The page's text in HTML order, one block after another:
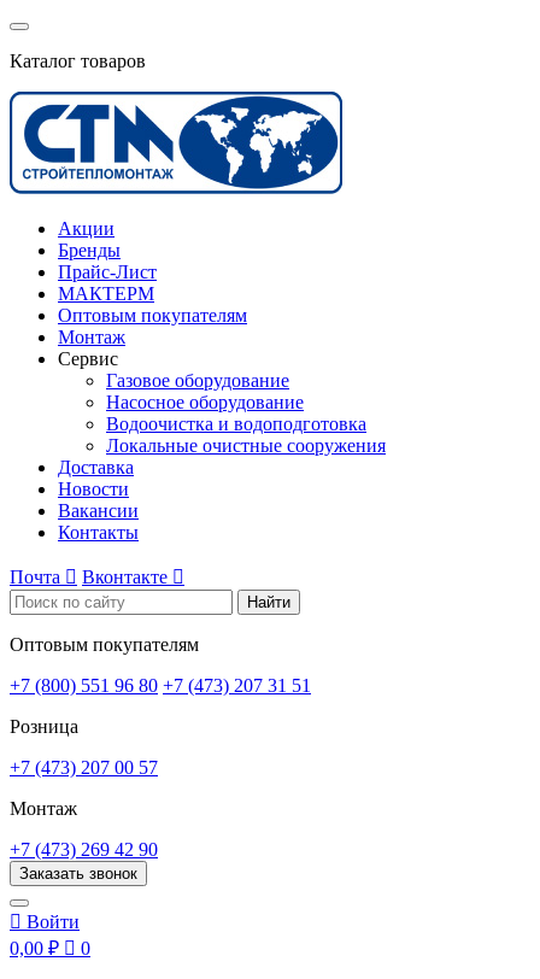
Каталог товаров
Акции
Бренды
Прайс-Лист
МАКТЕРМ
Оптовым покупателям
Монтаж
Сервис
Газовое оборудование
Насосное оборудование
Водоочистка и водоподготовка
Локальные очистные сооружения
Доставка
Новости
Вакансии
Контакты
Почта  Вконтакте 
Найти
Оптовым покупателям
+7 (800) 551 96 80 +7 (473) 207 31 51
Розница
+7 (473) 207 00 57
Монтаж
+7 (473) 269 42 90
Заказать звонок
 Войти
0,00 ₽  0